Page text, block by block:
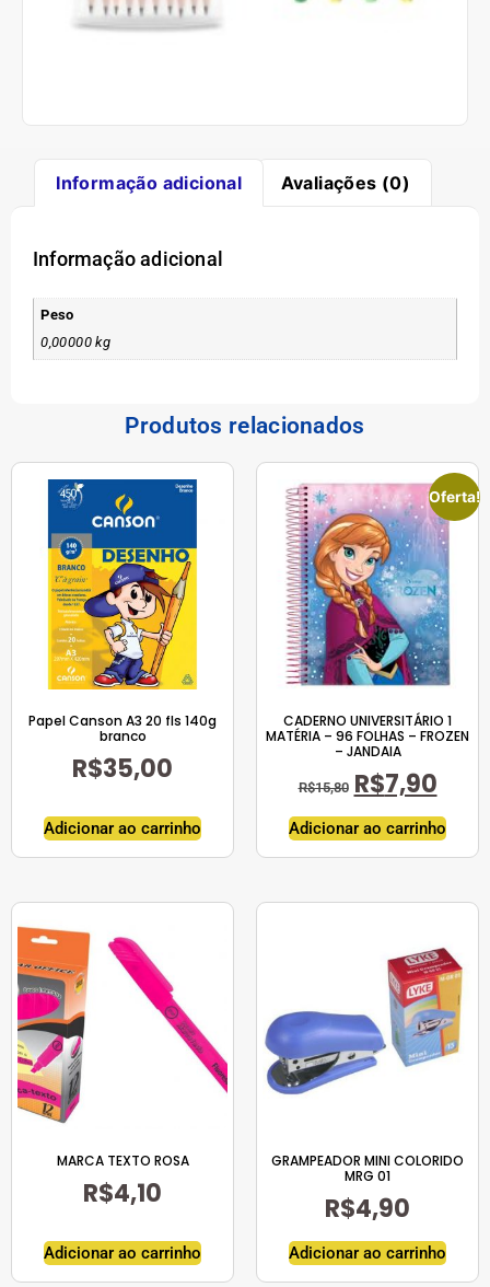
Informação adicional Avaliações (0)
Informação adicional
Peso
0,00000 kg
Produtos relacionados
Papel Canson A3 20 fls 140g
branco
R$35,00
Adicionar ao carrinho
Oferta!
CADERNO UNIVERSITÁRIO 1
MATÉRIA – 96 FOLHAS – FROZEN
– JANDAIA
R$15,80 R$7,90
Adicionar ao carrinho
MARCA TEXTO ROSA
R$4,10
Adicionar ao carrinho
GRAMPEADOR MINI COLORIDO
MRG 01
R$4,90
Adicionar ao carrinho